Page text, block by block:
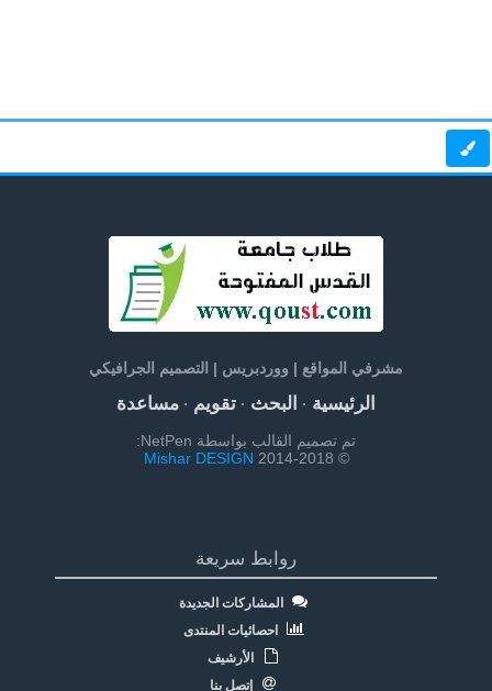
مشرفي المواقع | ووردبريس | التصميم الجرافيكي
الرئيسية· البحث· تقويم· مساعدة
تم تصميم القالب بواسطة NetPen:
© 2014-2018
Mishar DESIGN
روابط سريعة
المشاركات الجديدة
احصائيات المنتدى
الأرشيف
إتصل بنا